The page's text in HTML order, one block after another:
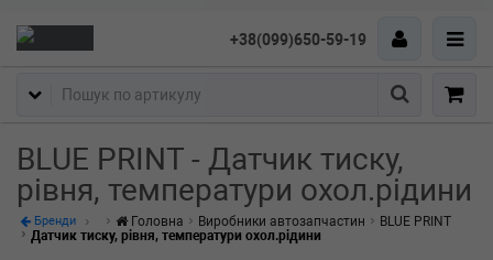
+38(099)650-59-19
Пошук
BLUE PRINT - Датчик тиску,
рівня, температури охол.рідини
Бренди Головна Виробники автозапчастин
BLUE PRINT
Датчик тиску, рівня, температури охол.рідини